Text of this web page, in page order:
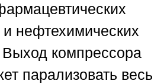
и нефтехимических
Выход компрессора
парализовать весь